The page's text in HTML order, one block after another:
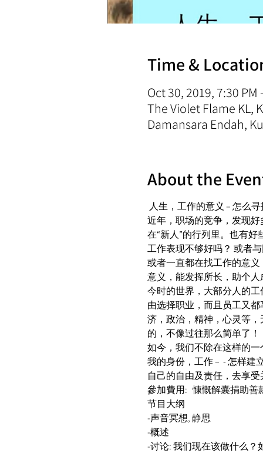
Time &
Oct 30, 2019, 7:30 PM
The Violet Flame KL,
Damansara Endah,
About the
人生，工作的意义 – 怎么
近年，职场的竞争，发现
在“新人”的行列里。也有
工作表现不够好吗？ 或者
或者一直都在找工作的意
意义，能发挥所长，助个
今时的世界，大部分人的
由选择职业，而且员工又
济，政治，精神，心灵等
的，不像过往那么简单了！
如今，我们不除在这样的
我的身份，工作 –  - 怎样
自己的自由及责任，去享
參加費用:   慷慨解囊捐助
节目大纲
-声音冥想, 静思
-概述
-讨论: 我们现在该做什么